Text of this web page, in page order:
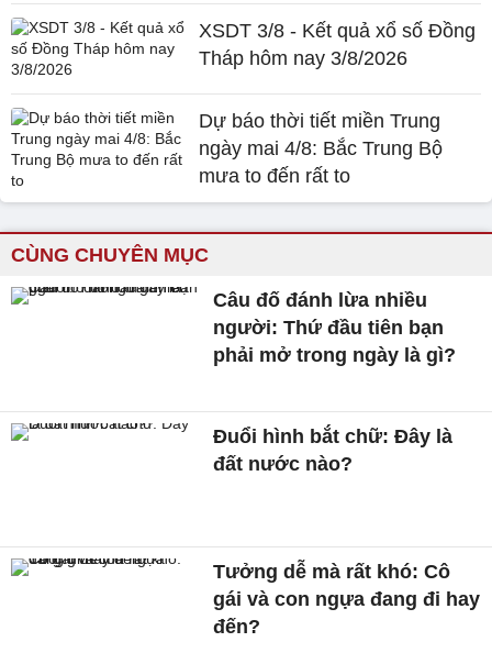
XSDT 3/8 - Kết quả xổ số Đồng
Tháp hôm nay 3/8/2026
Dự báo thời tiết miền Trung
ngày mai 4/8: Bắc Trung Bộ
mưa to đến rất to
CÙNG CHUYÊN MỤC
Câu đố đánh lừa nhiều
người: Thứ đầu tiên bạn
phải mở trong ngày là gì?
Đuổi hình bắt chữ: Đây là
đất nước nào?
Tưởng dễ mà rất khó: Cô
gái và con ngựa đang đi hay
đến?